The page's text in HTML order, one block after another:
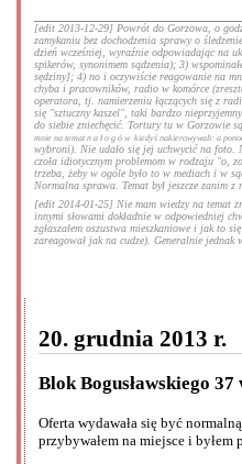
[edit 2013-12-29] Powrót do Gorzowa, o
zamykaniu bez dochodzenia sprawy o
dzień wcześniej, wyraźnie odpowiadając na
spikerów, synonimem sądzenia); 3)
sędziny]; 4) no i oczywiście reagowanie na
chyba i pracowników, radio w komórce
operatora, tj. namierzeniu łączących się z
się "sztuczny kaszel", taki bardzo
do siebie zniechęcić. Tortury tu w Gorzowie
mnie na temat nałogów kiedyś nakierowywali: a
wybroni). Nie udało się jej uchwycić na foto.
czoła idiotycznym problemom w rodzaju "o,
trzeba, żeby w ogóle było to w mediach i w
Normalna sprawa. Temat był jeszcze zanim
[edit 2014-01-25] Nie mam wiedzy na temat
innymi słowami dokładnie w odpowiedniej
zgłaszałem oszustwa mieszkaniowe i jak to
zareagował jak na cudze). Generalnie
20. grudnia 2013 r.
Blok Bogusławskiego
Oferta wydawała się być
przybywałem na miejsce i byłem